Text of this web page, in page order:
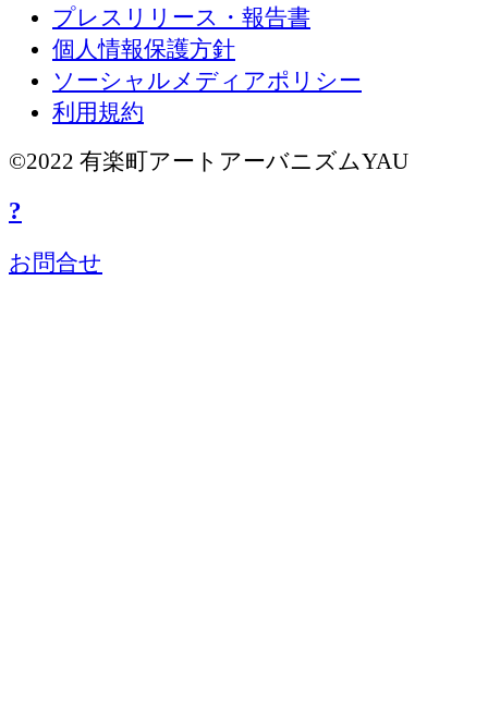
プレスリリース・報告書
個人情報保護方針
ソーシャルメディアポリシー
利用規約
©2022 有楽町アートアーバニズムYAU
?
お問合せ